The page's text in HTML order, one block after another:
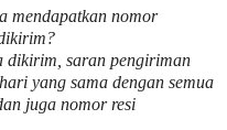
mendapatkan nomor
dikirim, saran pengiriman
yang sama dengan semua
juga nomorresi